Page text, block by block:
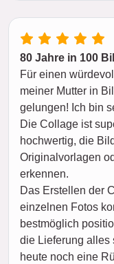
80 Jahre in 100
Für einen
meiner Mutter in
gelungen! Ich bin
Die Collage ist
hochwertig, die
Originalvorlagen
erkennen.
Das Erstellen der
einzelnen Fotos
bestmöglich
die Lieferung alles
heute noch eine